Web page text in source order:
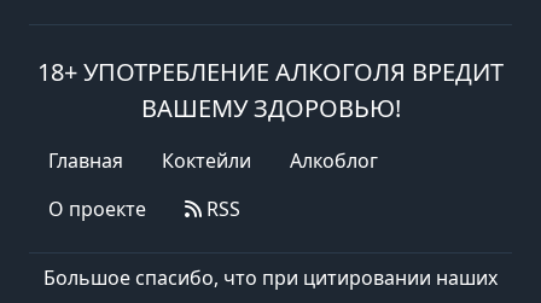
18+ УПОТРЕБЛЕНИЕ АЛКОГОЛЯ ВРЕДИТ
ВАШЕМУ ЗДОРОВЬЮ!
Главная Коктейли
Алкоблог
О проекте
RSS
Большое спасибо, что при цитировании наших